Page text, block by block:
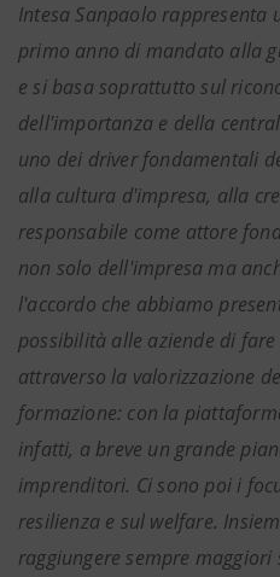
Intesa Sanpaolo rappresenta
primo anno di mandato alla
e si basa soprattutto sul
dell'importanza e della
uno dei driver fondamentali
alla cultura d'impresa, alla
responsabile come attore
non solo dell'impresa ma
l'accordo che abbiamo
possibilità alle aziende di
attraverso la valorizzazione
formazione: con la
infatti, a breve un grande
imprenditori. Ci sono poi i
resilienza e sul welfare.
raggiungere sempre maggiori